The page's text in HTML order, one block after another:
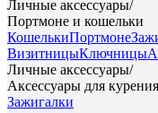
Личные аксессуары/
Портмоне и кошельки
КошелькиПортмоне
ВизитницыКлючницы
Личные аксессуары/
Аксессуары для курения
Зажигалки